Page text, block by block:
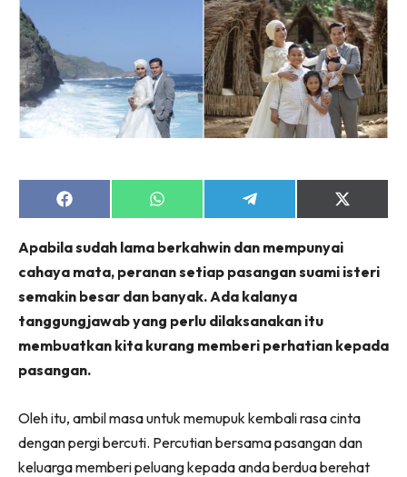
Share
on
Share
on
Share
on
Share
on
(Twitter)
Apabila sudah lama berkahwin dan mempunyai
cahaya mata, peranan setiap pasangan suami isteri
semakin besar dan banyak. Ada kalanya
tanggungjawab yang perlu dilaksanakan itu
membuatkan kita kurang memberi perhatian kepada
pasangan.
Oleh itu, ambil masa untuk memupuk kembali rasa cinta
dengan pergi bercuti. Percutian bersama pasangan dan
keluarga memberi peluang kepada anda berdua berehat